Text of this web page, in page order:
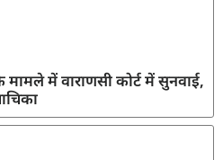
मामले में वाराणसी कोर्ट में सुनवाई,